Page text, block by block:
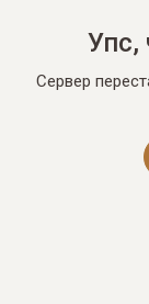
Упс,
Сервер